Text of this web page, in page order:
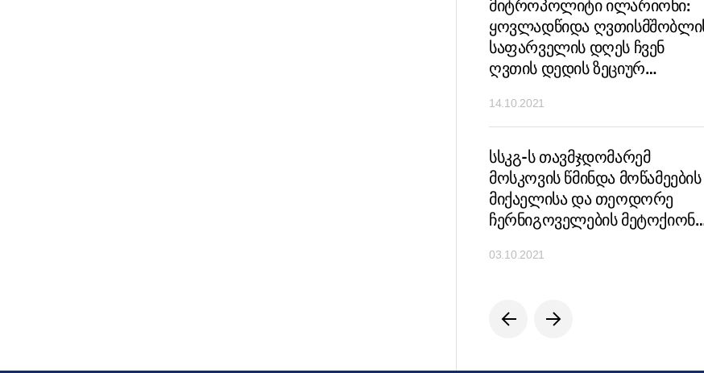
მიტროპოლიტი ილარიონი:
ყოვლადწიდა
საფარველის დღეს ჩვენ
ღვთის დედის ზეციურ
14.10.2021
სსკგ-ს თავმჯდომარემ
მოსკოვის წმინდა მოწამეების
მიქაელისა და თეოდორე
ჩერნიგოველების
03.10.2021